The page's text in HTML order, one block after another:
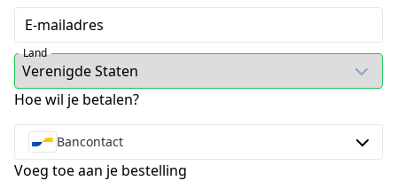
E-mailadres
Land
Hoe wil je betalen?
Bancontact
Voeg toe aan je bestelling